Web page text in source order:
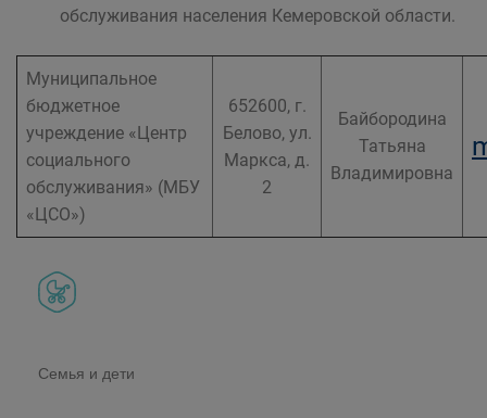
обслуживания населения Кемеровской области.
Муниципальное
бюджетное
учреждение «Центр
социального
обслуживания» (МБУ
«ЦСО»)
652600, г.
Белово, ул.
Маркса, д.
2
Байбородина
Татьяна
Владимировна
Семья и дети